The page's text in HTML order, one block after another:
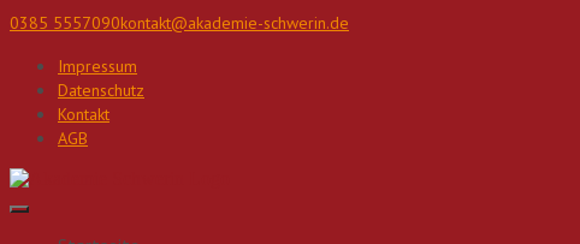
Direkt
Inhalt
0385 5557090kontakt@akademie-schwerin.de
Impressum
Datenschutz
Kontakt
AGB